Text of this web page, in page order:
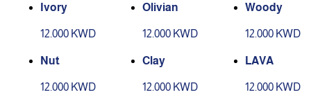
Ivory
12.000 KWD
Olivian
12.000 KWD
Woody
12.000 KWD
Nut
12.000 KWD
Clay
12.000 KWD
LAVA
12.000 KWD